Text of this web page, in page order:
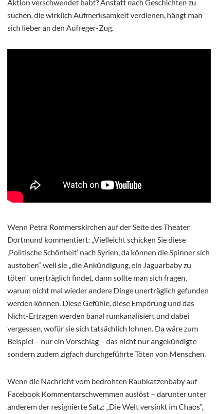
Aktion verschwendet habt? Anstatt nach Geschichten zu
suchen, die wirklich Aufmerksamkeit verdienen, hängt man
sich lieber an den Aufreger-Zug.
Wenn Petra Rommerskirchen auf der Seite des Theater
Dortmund kommentiert: „Vielleicht schicken Sie diese
‚Politische Schönheit‘ nach Syrien, da können die Spinner sich
austoben“ weil sie „die Ankündigung, ein Jaguarbaby zu
töten“ unerträglich findet, dann sollte man sich fragen,
warum nicht mal wieder andere Dinge unerträglich gefunden
werden können. Diese Gefühle, diese Empörung und das
Nicht-Ertragen werden banal rumkanalisiert und dabei
vergessen, wofür sie sich tatsächlich lohnen. Da wäre zum
Beispiel – nur ein Vorschlag – das nicht nur angekündigte
sondern zudem zigfach durchgeführte Töten von Menschen.
Wenn die Nachricht vom bedrohten Raubkatzenbaby auf
Facebook Kommentarschwemmen auslöst – darunter unter
anderem der resignierte Satz: „Die Welt versinkt im Chaos“,